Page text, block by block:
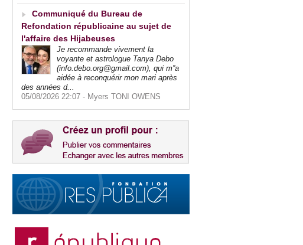
Communiqué du Bureau de
Refondation républicaine au sujet de
l'affaire des Hijabeuses
Je recommande vivement la
voyante et astrologue Tanya Debo
(info.debo.org@gmail.com), qui m''a
aidée à reconquérir mon mari après
des années d...
05/08/2026 22:07 - Myers TONI OWENS